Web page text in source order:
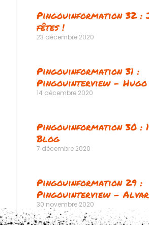
Pingouinformation 32 :
fêtes !
23 décembre 2020
Pingouinformation 31 :
Pingouinterview –
14 décembre 2020
Pingouinformation 30 :
Blog
7 décembre 2020
Pingouinformation 29 :
Pingouinterview –
30 novembre 2020